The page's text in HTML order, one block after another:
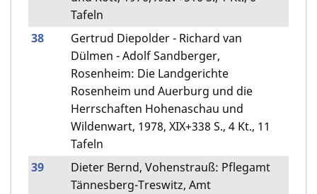
Tafeln
38
Gertrud Diepolder - Richard van
Dülmen - Adolf Sandberger,
Rosenheim: Die Landgerichte
Rosenheim und Auerburg und die
Herrschaften Hohenaschau und
Wildenwart, 1978, XIX+338 S., 4 Kt., 11
Tafeln
39
Dieter Bernd, Vohenstrauß: Pflegamt
Tännesberg-Treswitz, Amt